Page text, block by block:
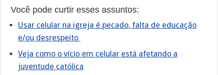
Você pode curtir esses assuntos:
Usar celular na igreja é pecado, falta de educação
e/ou desrespeito
Veja como o vício em celular está afetando a
juventude católica